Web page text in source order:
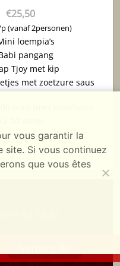
€25,50
(vanaf 2personen)
loempia’s
pangang
Tjoy met kip
met zoetzure saus
winkelmand
vous garantir la
site. Si vous continuez
que vous êtes